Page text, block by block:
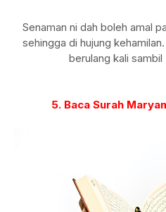
Senaman ni dah boleh amal
sehingga di hujung
berulang kali sambil
5. Baca Surah